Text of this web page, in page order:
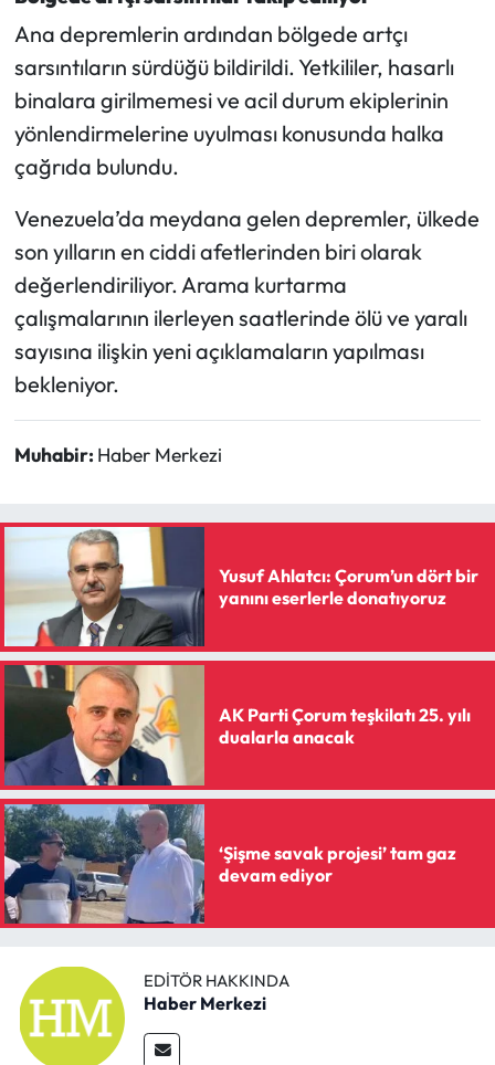
Ana depremlerin ardından bölgede artçı
sarsıntıların sürdüğü bildirildi. Yetkililer, hasarlı
binalara girilmemesi ve acil durum ekiplerinin
yönlendirmelerine uyulması konusunda halka
çağrıda bulundu.
Venezuela’da meydana gelen depremler, ülkede
son yılların en ciddi afetlerinden biri olarak
değerlendiriliyor. Arama kurtarma
çalışmalarının ilerleyen saatlerinde ölü ve yaralı
sayısına ilişkin yeni açıklamaların yapılması
bekleniyor.
Muhabir: Haber Merkezi
Yusuf Ahlatcı: Çorum’un dört bir
yanını eserlerle donatıyoruz
AK Parti Çorum teşkilatı 25. yılı
dualarla anacak
‘Şişme savak projesi’ tam gaz
devam ediyor
EDITÖR HAKKINDA
Haber Merkezi